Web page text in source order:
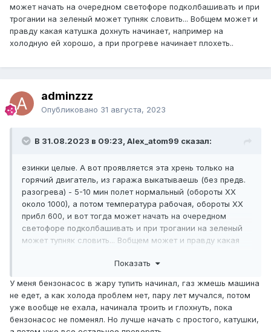
может начать на очередном светофоре подколбашивать и при
трогании на зеленый может тупняк словить... Вобщем может и
правду какая катушка дохнуть начинает, например на
холодную ей хорошо, а при прогреве начинает плохеть..
adminzzz
Опубликовано 31 августа, 2023
В 31.08.2023 в 09:23, Alex_atom99 сказал:
езинки целые. А вот проявляется эта хрень только на
горячий двигатель, из гаража выкатываешь (без предв.
разогрева) - 5-10 мин полет нормальный (обороты ХХ
около 1000), а потом температура рабочая, обороты ХХ
прибл 600, и вот тогда может начать на очередном
светофоре подколбашивать и при трогании на зеленый
может тупняк словить... Вобщем может и правду какая
хорошо, а при прогреве начинает плохеть..
Показать
У меня бензонасос в жару тупить начинал, газ жмешь машина
не едет, а как холода проблем нет, пару лет мучался, потом
уже вообще не ехала, начинала троить и глохнуть, пока
бензонасос не поменял. Но лучше начать с простого, катушки,